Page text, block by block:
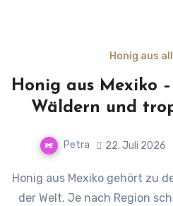
Honig aus
Honig aus Mexiko
Wäldern und
Petra 22. Juli 2026
Honig aus Mexiko gehört zu den vielfältigsten Honigen
der Welt. Je nach Region